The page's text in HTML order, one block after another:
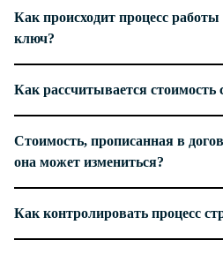
Как происходит процесс работы
ключ?
Как рассчитывается стоимость
Стоимость, прописанная в
она может измениться?
Как контролировать процесс